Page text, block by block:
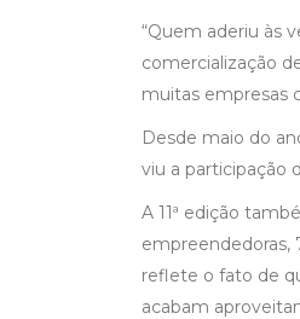
“Quem aderiu às
comercialização
muitas empresas
Desde maio do
viu a participação
A 11ª edição
empreendedoras,
reflete o fato de
acabam